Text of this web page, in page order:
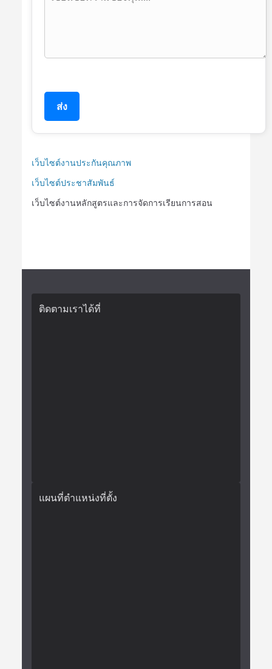
ส่ง
เว็บไซต์งานประกันคุณภาพ
เว็บไซต์ประชาสัมพันธ์
เว็บไซต์งานหลักสูตรและการจัดการเรียนการสอน
ติดตามเราได้ที่
แผนที่ตำแหน่งที่ตั้ง